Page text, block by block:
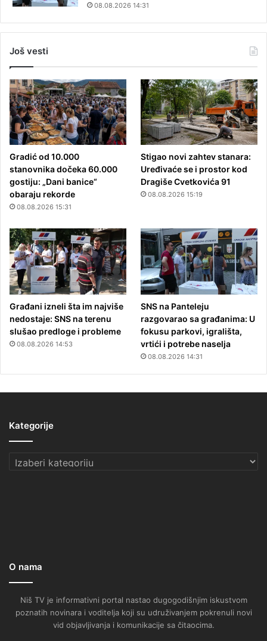
08.08.2026 14:31
Još vesti
Gradić od 10.000
stanovnika dočeka 60.000
gostiju: „Dani banice“
obaraju rekorde
08.08.2026 15:31
Stigao novi zahtev stanara:
Uređivaće se i prostor kod
Dragiše Cvetkovića 91
08.08.2026 15:19
Građani izneli šta im najviše
nedostaje: SNS na terenu
slušao predloge i probleme
08.08.2026 14:53
SNS na Panteleju
razgovarao sa građanima: U
fokusu parkovi, igrališta,
vrtići i potrebe naselja
08.08.2026 14:31
Kategorije
Kategorije
O nama
Niš TV je informativni portal nastao dugogodišnjim iskustvom
poznatih novinara i voditelja koji su udruživanjem pokrenuli novi
vid objavljivanja i komunikacije sa čitaocima.